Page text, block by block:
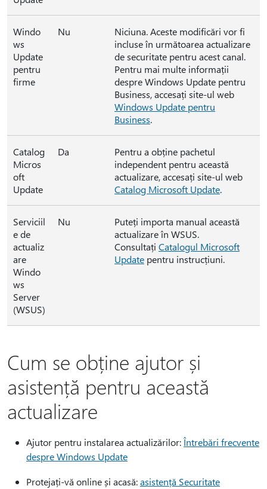
Windo
ws
Update
pentru
firme
Nu
Niciuna. Aceste modificări vor fi
incluse în următoarea actualizare
de securitate pentru acest canal.
Pentru mai multe informații
despre Windows Update pentru
Business, accesați site-ul web
Windows Update pentru
Business.
Catalog
Micros
oft
Update
Da
Pentru a obține pachetul
independent pentru această
actualizare, accesați site-ul web
Catalog Microsoft Update.
Serviciil
e de
actualiz
are
Windo
ws
Server
(WSUS)
Nu
Puteți importa manual această
actualizare în WSUS.
Consultați Catalogul Microsoft
Update pentru instrucțiuni.
Cum se obține ajutor și
asistență pentru această
actualizare
Ajutor pentru instalarea actualizărilor:Întrebări frecvente
despre Windows Update
Protejați-vă online și acasă:asistență Securitate